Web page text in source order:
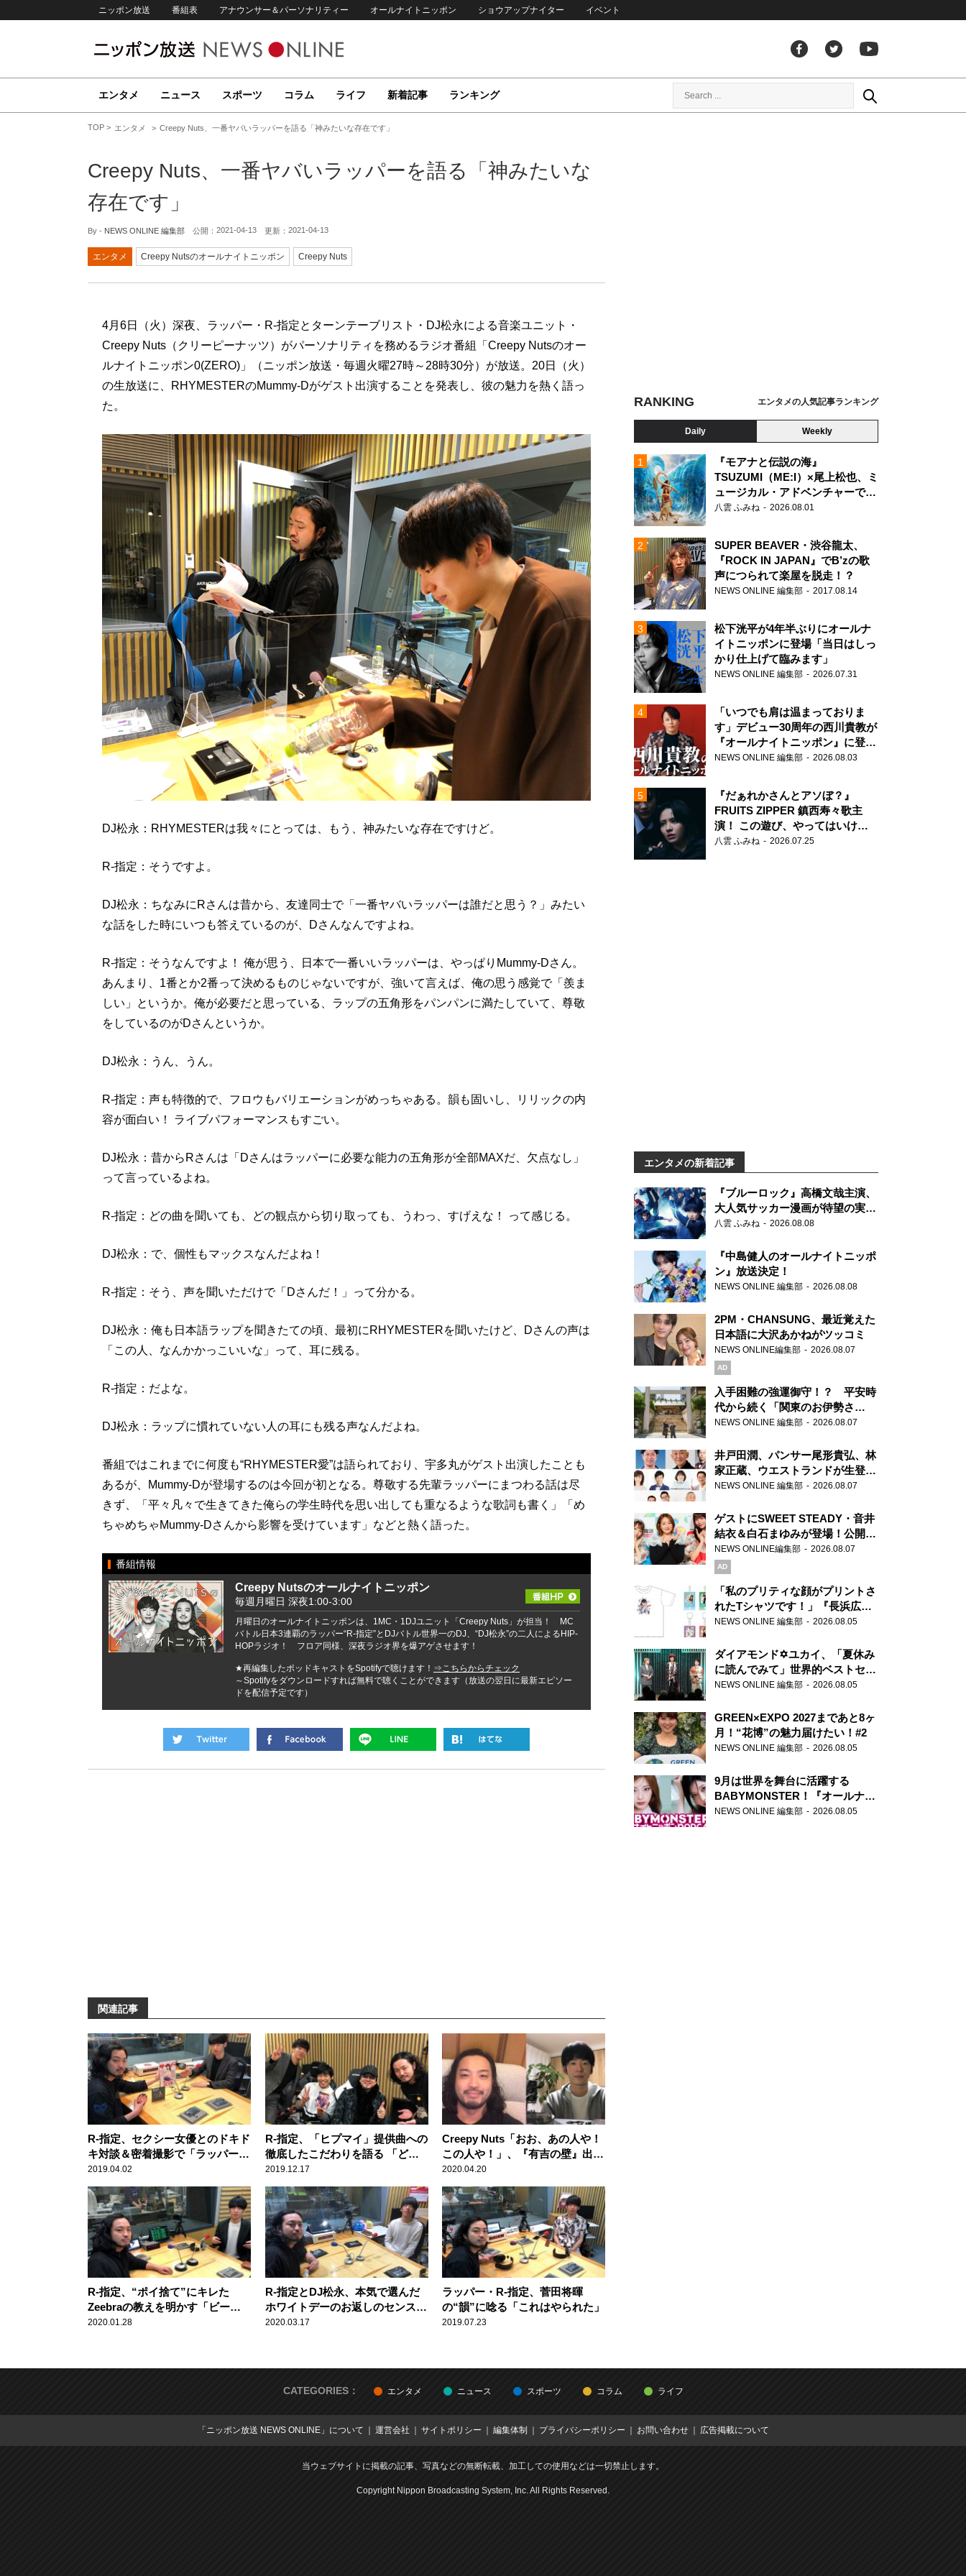
ニッポン放送 番組表 アナウンサー＆パーソナリティー オールナイトニッポン ショウアップナイター イベント
エンタメ ニュース スポーツ コラム ライフ 新着記事 ランキング
TOP エンタメ Creepy Nuts、一番ヤバいラッパーを語る「神みたいな存在です」
Creepy Nuts、一番ヤバいラッパーを語る「神みたいな
存在です」
By - NEWS ONLINE 編集部 公開： 2021-04-13 更新： 2021-04-13
エンタメ Creepy Nutsのオールナイトニッポン Creepy Nuts
4月6日（火）深夜、ラッパー・R-指定とターンテーブリスト・DJ松永による音楽ユニット・
Creepy Nuts（クリーピーナッツ）がパーソナリティを務めるラジオ番組「Creepy Nutsのオー
ルナイトニッポン0(ZERO)」（ニッポン放送・毎週火曜27時～28時30分）が放送。20日（火）
の生放送に、RHYMESTERのMummy-Dがゲスト出演することを発表し、彼の魅力を熱く語っ
た。
DJ松永：RHYMESTERは我々にとっては、もう、神みたいな存在ですけど。
R-指定：そうですよ。
DJ松永：ちなみにRさんは昔から、友達同士で「一番ヤバいラッパーは誰だと思う？」みたい
な話をした時にいつも答えているのが、Dさんなんですよね。
R-指定：そうなんですよ！ 俺が思う、日本で一番いいラッパーは、やっぱりMummy-Dさん。
あんまり、1番とか2番って決めるものじゃないですが、強いて言えば、俺の思う感覚で「羨ま
しい」というか。俺が必要だと思っている、ラップの五角形をパンパンに満たしていて、尊敬
をしているのがDさんというか。
DJ松永：うん、うん。
R-指定：声も特徴的で、フロウもバリエーションがめっちゃある。韻も固いし、リリックの内
容が面白い！ ライブパフォーマンスもすごい。
DJ松永：昔からRさんは「Dさんはラッパーに必要な能力の五角形が全部MAXだ、欠点なし」
って言っているよね。
R-指定：どの曲を聞いても、どの観点から切り取っても、うわっ、すげえな！ って感じる。
DJ松永：で、個性もマックスなんだよね！
R-指定：そう、声を聞いただけで「Dさんだ！」って分かる。
DJ松永：俺も日本語ラップを聞きたての頃、最初にRHYMESTERを聞いたけど、Dさんの声は
「この人、なんかかっこいいな」って、耳に残る。
R-指定：だよな。
DJ松永：ラップに慣れていない人の耳にも残る声なんだよね。
番組ではこれまでに何度も“RHYMESTER愛”は語られており、宇多丸がゲスト出演したことも
あるが、Mummy-Dが登場するのは今回が初となる。尊敬する先輩ラッパーにまつわる話は尽
きず、「平々凡々で生きてきた俺らの学生時代を思い出しても重なるような歌詞も書く」「め
ちゃめちゃMummy-Dさんから影響を受けています」などと熱く語った。
番組情報
Creepy Nutsのオールナイトニッポン
毎週月曜日 深夜1:00-3:00
月曜日のオールナイトニッポンは、1MC・1DJユニット「Creepy Nuts」が担当！ MC
バトル日本3連覇のラッパー“R-指定”とDJバトル世界一のDJ、“DJ松永”の二人によるHIP-
HOPラジオ！ フロア同様、深夜ラジオ界を爆アゲさせます！
★再編集したポッドキャストをSpotifyで聴けます！ ⇒こちらからチェック
～Spotifyをダウンロードすれば無料で聴くことができます（放送の翌日に最新エピソー
ドを配信予定です）
関連記事
R-指定、セクシー女優とのドキド
キ対談＆密着撮影で「ラッパーに
なって良かった…」
2019.04.02
R-指定、「ヒプマイ」提供曲への
徹底したこだわりを語る 「どつ
いたれ本舗」岩崎諒太＆黒田崇矢
が生出演！
2019.12.17
Creepy Nuts「おお、あの人や！
この人や！」、『有吉の壁』出演
で大興奮
2020.04.20
R-指定、“ポイ捨て”にキレた
Zeebraの教えを明かす「ビーボ
ーイは街で遊んで街で生きている
2020.01.28
R-指定とDJ松永、本気で選んだ
ホワイトデーのお返しのセンスに
「ひど過ぎる…」
2020.03.17
ラッパー・R-指定、菅田将暉
の“韻”に唸る「これはやられた」
2019.07.23
RANKING エンタメの人気記事ランキング
Daily Weekly
『モアナと伝説の海』
TSUZUMI（ME:I）×尾上松也、ミ
ュージカル・アドベンチャーで美
声を響かせる
八雲 ふみね 2026.08.01
SUPER BEAVER・渋谷龍太、
『ROCK IN JAPAN』でB’zの歌
声につられて楽屋を脱走！？
NEWS ONLINE 編集部 2017.08.14
松下洸平が4年半ぶりにオールナ
イトニッポンに登場「当日はしっ
かり仕上げて臨みます」
NEWS ONLINE 編集部 2026.07.31
「いつでも肩は温まっておりま
す」デビュー30周年の西川貴教が
『オールナイトニッポン』に登
場！
NEWS ONLINE 編集部 2026.08.03
『だぁれかさんとアソぼ？』
FRUITS ZIPPER 鎮西寿々歌主
演！ この遊び、やってはいけま
せん。
八雲 ふみね 2026.07.25
エンタメの新着記事
『ブルーロック』高橋文哉主演、
大人気サッカー漫画が待望の実写
映画に
八雲 ふみね 2026.08.08
『中島健人のオールナイトニッポ
ン』放送決定！
NEWS ONLINE 編集部 2026.08.08
2PM・CHANSUNG、最近覚えた
日本語に大沢あかねがツッコミ
NEWS ONLINE編集部 2026.08.07
AD
入手困難の強運御守！？ 平安時
代から続く「関東のお伊勢さ
ま」、芝大神宮にてランパンプス
NEWS ONLINE 編集部 2026.08.07
井戸田潤、パンサー尾形貴弘、林
家正蔵、ウエストランドが生登
場！『ラジオビバリー昼ズ』
NEWS ONLINE 編集部 2026.08.07
ゲストにSWEET STEADY・音井
結衣＆白石まゆみが登場！公開収
録で素顔全開！
NEWS ONLINE編集部 2026.08.07
AD
「私のプリティな顔がプリントさ
れたTシャツです！」『長浜広奈
天下無双』初の番組グッズ発売
NEWS ONLINE 編集部 2026.08.05
ダイアモンド✡ユカイ、「夏休み
に読んでみて」世界的ベストセラ
ー『アナスタシア』を紹介
NEWS ONLINE 編集部 2026.08.05
GREEN×EXPO 2027まであと8ヶ
月！“花博”の魅力届けたい！#2
NEWS ONLINE 編集部 2026.08.05
9月は世界を舞台に活躍する
BABYMONSTER！『オールナイ
トニッポンPODCAST』月替わり
NEWS ONLINE 編集部 2026.08.05
CATEGORIES： エンタメ ニュース スポーツ コラム ライフ
「ニッポン放送 NEWS ONLINE」について 運営会社 サイトポリシー 編集体制 プライバシーポリシー お問い合わせ 広告掲載について
当ウェブサイトに掲載の記事、写真などの無断転載、加工しての使用などは一切禁止します。
Copyright Nippon Broadcasting System, Inc. All Rights Reserved.